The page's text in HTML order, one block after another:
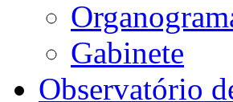
Gabinete
Observatório